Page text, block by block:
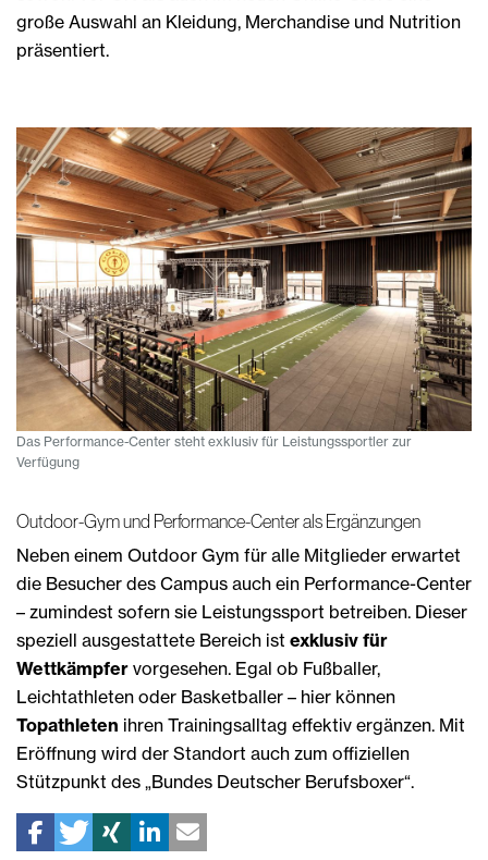
große Auswahl an Kleidung, Merchandise und Nutrition
präsentiert.
Das Performance-Center steht exklusiv für Leistungssportler zur
Verfügung
Outdoor-Gym und Performance-Center als Ergänzungen
Neben einem Outdoor Gym für alle Mitglieder erwartet
die Besucher des Campus auch ein Performance-Center
– zumindest sofern sie Leistungssport betreiben. Dieser
speziell ausgestattete Bereich ist exklusiv für
Wettkämpfer vorgesehen. Egal ob Fußballer,
Leichtathleten oder Basketballer – hier können
Topathleten ihren Trainingsalltag effektiv ergänzen. Mit
Eröffnung wird der Standort auch zum offiziellen
Stützpunkt des „Bundes Deutscher Berufsboxer“.